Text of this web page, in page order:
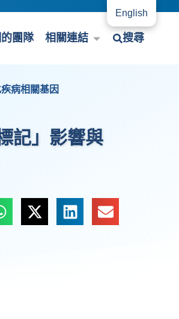
English
團隊 相關連結 搜尋
病相關基因
記」影響與